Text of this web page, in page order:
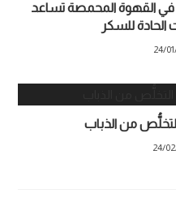
في القهوة المحمصة تساعد
الحادة للسكر
24/
من الذباب
24/